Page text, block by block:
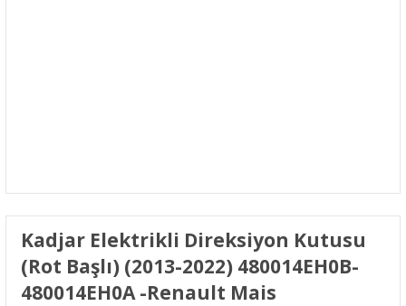
Kadjar Elektrikli Direksiyon Kutusu
(Rot Başlı) (2013-2022) 480014EH0B-
480014EH0A -Renault Mais